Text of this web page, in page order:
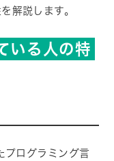
解説します。
いる人の特
プログラミング言